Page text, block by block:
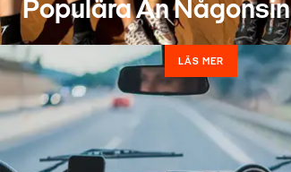
Populära Än Någonsin
LÄS MER